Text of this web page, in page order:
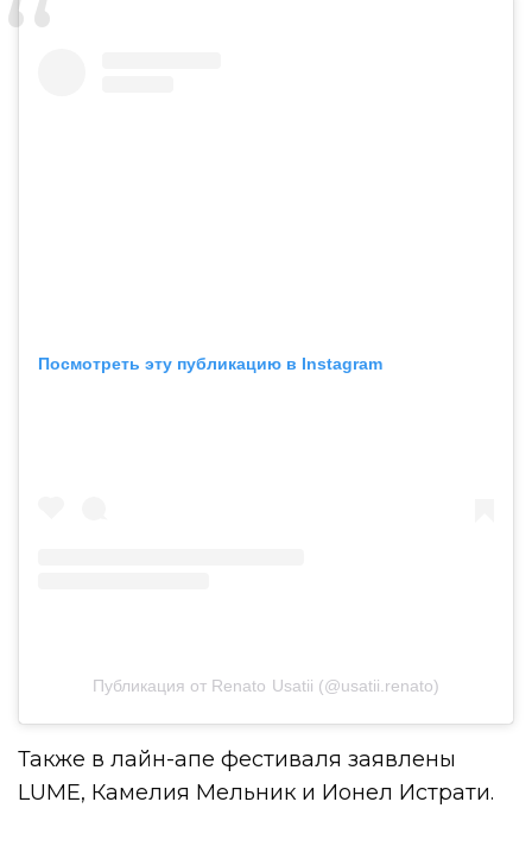
Посмотреть эту публикацию в Instagram
Публикация от Renato Usatii (@usatii.renato)
Также в лайн-апе фестиваля заявлены
LUME, Камелия Мельник и Ионел Истрати.